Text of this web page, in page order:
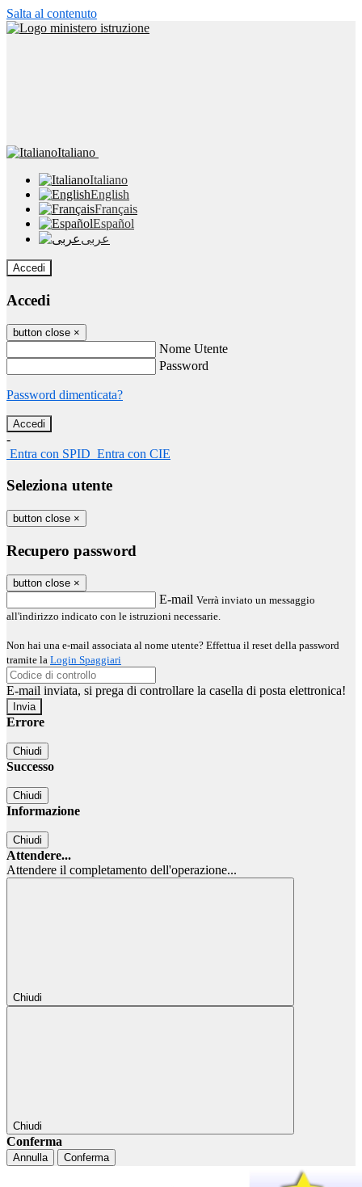
Salta al contenuto
Italiano
Italiano
English
Français
Español
عربى
Accedi
Accedi
button close ×
Nome Utente
Password
Password dimenticata?
-
Entra con SPID Entra con CIE
Seleziona utente
button close ×
Recupero password
button close ×
E-mail Verrà inviato un messaggio
all'indirizzo indicato con le istruzioni necessarie.
Non hai una e-mail associata al nome utente? Effettua il reset della password
tramite la Login Spaggiari
E-mail inviata, si prega di controllare la casella di posta elettronica!
Errore
Chiudi
Successo
Chiudi
Informazione
Chiudi
Attendere...
Attendere il completamento dell'operazione...
Chiudi
Chiudi
Conferma
Annulla Conferma